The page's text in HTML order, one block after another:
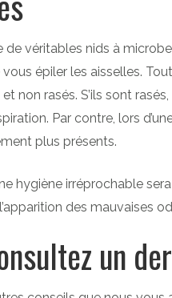
véritables nids à
épiler les aisselles.
non rasés. S’ils sont
Par contre, lors
plus présents.
hygiène irréprochable
des mauvaises
un